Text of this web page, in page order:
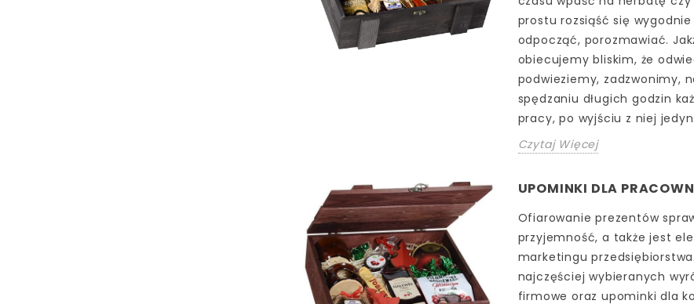
prostu rozsiąść się
odpocząć, porozmawiać.
obiecujemy bliskim, że
podwieziemy, zadzwonimy,
spędzaniu długich godzin
pracy, po wyjściu z niej
Czytaj Więcej
UPOMINKI DLA
Ofiarowanie prezentów
przyjemność, a także jest
marketingu
najczęściej wybieranych
firmowe oraz upominki dla